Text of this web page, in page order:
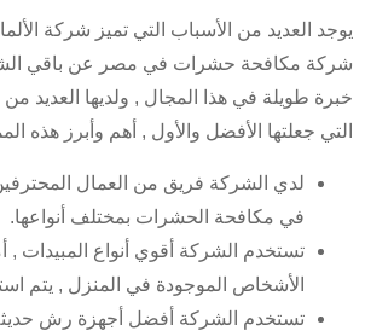
العديد من الأسباب التي تميز شركة
مكافحة حشرات في مصر عن باقي الشركات
طويلة في هذا المجال , ولديها العديد من
جعلتها الأفضل والأول , أهم وأبرز هذه
لدي الشركة فريق من العمال المحترفين ذو
في مكافحة الحشرات بمختلف أنواعها.
تستخدم الشركة أقوي أنواع المبيدات ,
الأشخاص الموجودة في المنزل , يتم
تستخدم الشركة أفضل أجهزة رش حديثة ,